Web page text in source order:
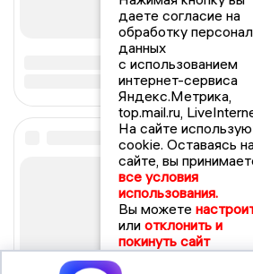
даете согласие на
обработку
данных
с использованием
интернет-сервиса
Яндекс.Метрика,
top.mail.ru,
На сайте
cookie. Оставаясь
сайте, вы
все условия
использования.
Вы можете
или отклонить и
покинуть сайт